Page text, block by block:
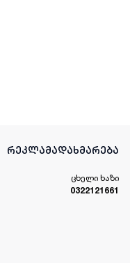
რეკლამადახმარება
ცხელი ხაზი
0322121661